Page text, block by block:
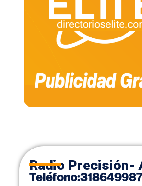
Radio Precisión-
Teléfono: